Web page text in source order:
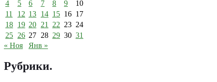
4
5 6 7 8 9
10
11
12 13 14 15 16 17
18 19 20 21 22 23 24
25 26 27 28 29 30 31
« Ноя
Янв »
Рубрики.